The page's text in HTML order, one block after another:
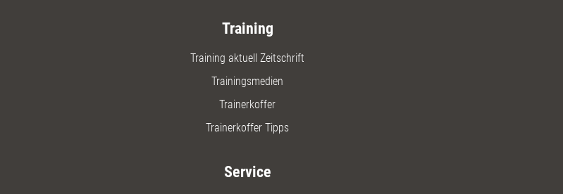
Training
Training aktuell Zeitschrift
Trainingsmedien
Trainerkoffer
Trainerkoffer Tipps
Service